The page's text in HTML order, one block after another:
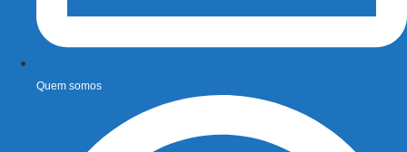
Quem somos